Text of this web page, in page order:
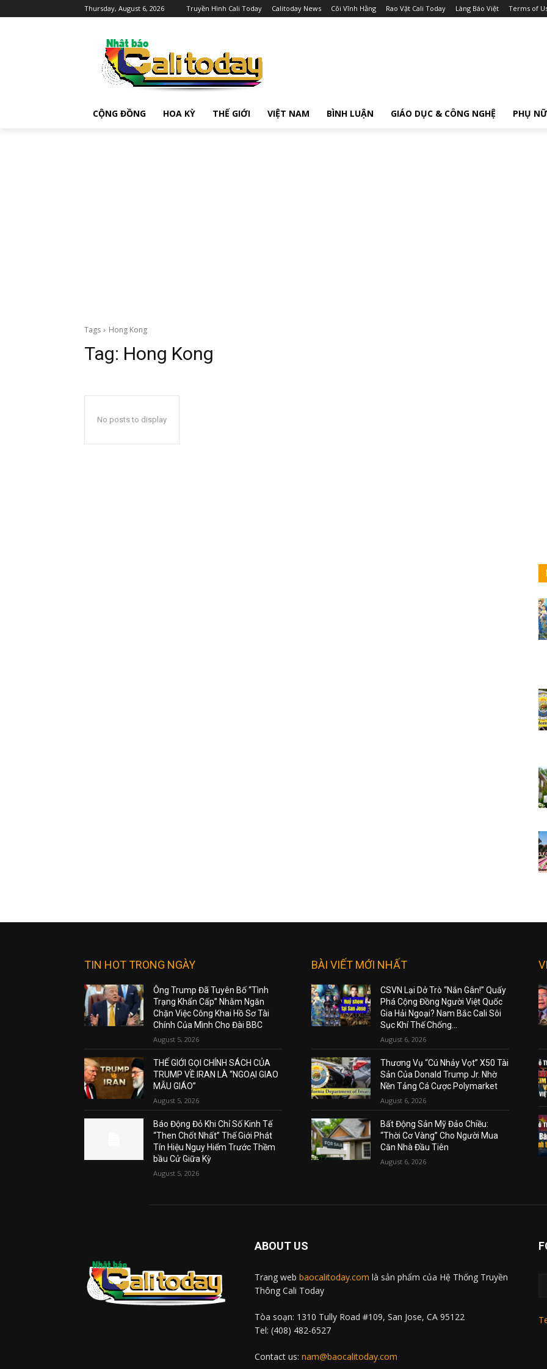
Thursday, August 6, 2026 Truyền Hình Cali Today Calitoday News Cõi Vĩnh Hằng Rao Vặt Cali Today Làng Báo Việt Terms of
CỘNG ĐỒNG HOA KỲ THẾ GIỚI VIỆT NAM BÌNH LUẬN GIÁO DỤC & CÔNG NGHỆ PHỤ NỮ
Tags Hong Kong
Tag: Hong Kong
No posts to display
TIN HOT TRONG NGÀY
Ông Trump Đã Tuyên Bố “Tình
Trạng Khẩn Cấp” Nhằm Ngăn
Chặn Việc Công Khai Hồ Sơ Tài
Chính Của Mình Cho Đài BBC
August 5, 2026
THẾ GIỚI GỌI CHÍNH SÁCH CỦA
TRUMP VỀ IRAN LÀ “NGOẠI GIAO
MẪU GIÁO”
August 5, 2026
Báo Động Đỏ Khi Chỉ Số Kinh Tế
“Then Chốt Nhất” Thế Giới Phát
Tín Hiệu Nguy Hiểm Trước Thềm
bầu Cử Giữa Kỳ
August 5, 2026
BÀI VIẾT MỚI NHẤT
CSVN Lại Dở Trò “Nắn Gân!” Quấy
Phá Cộng Đồng Người Việt Quốc
Gia Hải Ngoại? Nam Bắc Cali Sôi
Sục Khí Thế Chống...
August 6, 2026
Thương Vụ “Cú Nhảy Vọt” X50 Tài
Sản Của Donald Trump Jr. Nhờ
Nền Tảng Cá Cược Polymarket
August 6, 2026
Bất Động Sản Mỹ Đảo Chiều:
“Thời Cơ Vàng” Cho Người Mua
Căn Nhà Đầu Tiên
August 6, 2026
ABOUT US
Trang web baocalitoday.com là sản phẩm của Hệ Thống Truyền
Thông Cali Today
Tòa soạn: 1310 Tully Road #109, San Jose, CA 95122
Tel: (408) 482-6527
Contact us: nam@baocalitoday.com